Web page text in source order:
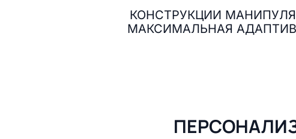
КОНСТРУКЦИИ
МАКСИМАЛЬНАЯ